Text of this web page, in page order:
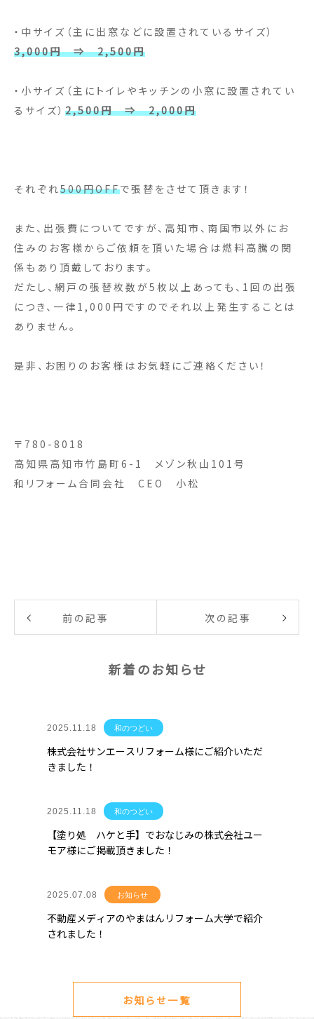
・中サイズ（主に出窓などに設置されているサイズ）
3,000円 ⇒ 2,500円
・小サイズ（主にトイレやキッチンの小窓に設置されてい
るサイズ） 2,500円 ⇒ 2,000円
それぞれ500円OFFで張替をさせて頂きます！
また、出張費についてですが、高知市、南国市以外にお
住みのお客様からご依頼を頂いた場合は燃料高騰の関
係もあり頂戴しております。
だたし、網戸の張替枚数が5枚以上あっても、1回の出張
につき、一律1,000円ですのでそれ以上発生することは
ありません。
是非、お困りのお客様はお気軽にご連絡ください！
〒780-8018
高知県高知市竹島町6-1 メゾン秋山101号
和リフォーム合同会社 CEO 小松
前の記事 次の記事
新着のお知らせ
2025.11.18 和のつどい
株式会社サンエースリフォーム様にご紹介いただ
きました！
2025.11.18 和のつどい
【塗り処 ハケと手】でおなじみの株式会社ユー
モア様にご掲載頂きました！
2025.07.08 お知らせ
不動産メディアのやまはんリフォーム大学で紹介
されました！
お知らせ一覧